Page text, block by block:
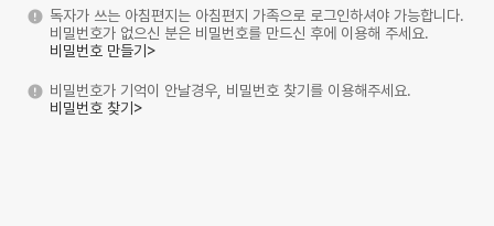
독자가 쓰는 아침편지는 아침편지 가족으로 로그인하셔야 가능합니다.
비밀번호가 없으신 분은 비밀번호를 만드신 후에 이용해 주세요.
비밀번호 만들기>
비밀번호가 기억이 안날경우, 비밀번호 찾기를 이용해주세요.
비밀번호 찾기>